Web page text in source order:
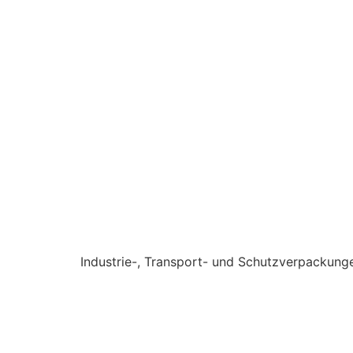
Industrie-, Transport- und